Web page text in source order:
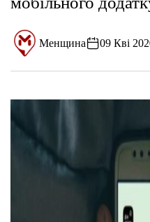
Менщина 09 Кві